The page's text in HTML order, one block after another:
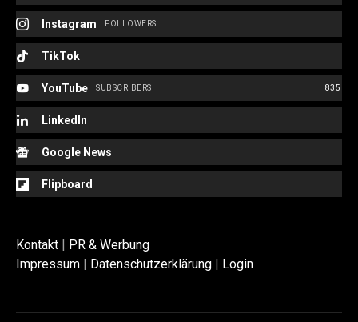
Instagram FOLLOWERS
TikTok
YouTube 835
SUBSCRIBERS
LinkedIn
Google News
Flipboard
Kontakt
PR & Werbung
Impressum
Datenschutzerklärung Login